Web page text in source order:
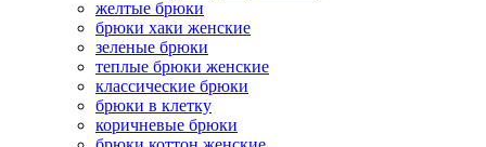
желтые брюки
брюки хаки женские
зеленые брюки
теплые брюки женские
классические брюки
брюки в клетку
коричневые брюки